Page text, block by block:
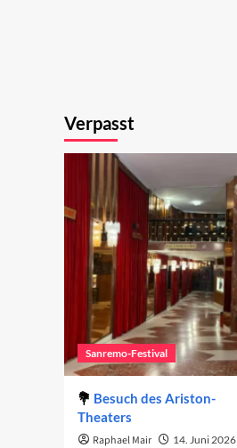
Verpasst
Sanremo-Festival
Besuch des Ariston-
Theaters
Raphael Mair 14. Juni 2026